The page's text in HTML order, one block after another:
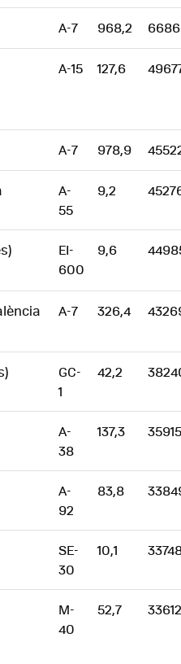
A-7 968,2
A-15 127,6
A-7 978,9
A-
55
9,2
EI-
600
9,6
A-7 326,4
GC-
1
42,2
A-
38
137,3 35915
A-
92
83,8
SE-
30
10,1
M-
40
52,7 33612